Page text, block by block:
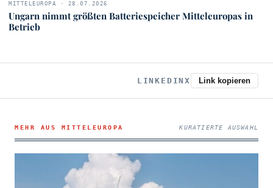
MITTELEUROPA · 28.07.2026
Ungarn nimmt größten Batteriespeicher Mitteleuropas in
Betrieb
LINKEDINX Link kopieren
MEHR AUS MITTELEUROPA KURATIERTE AUSWAHL